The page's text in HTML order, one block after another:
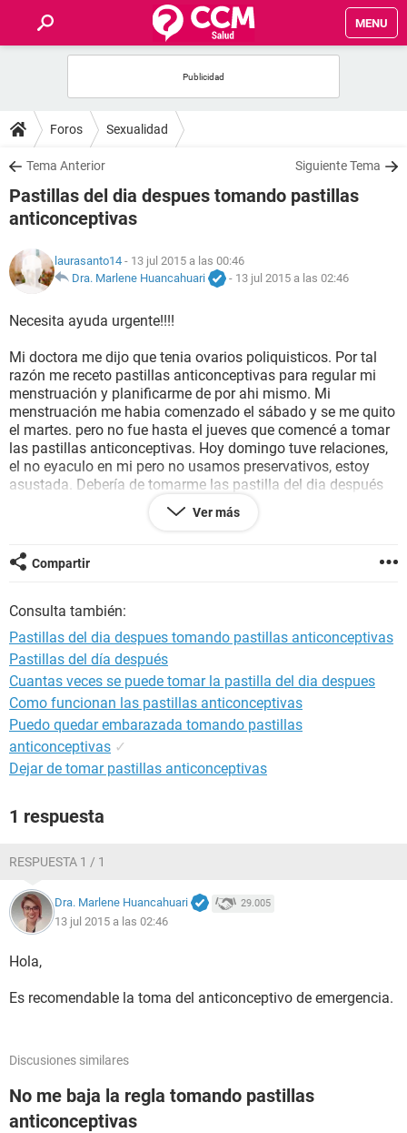
MENU
FOROS
SALUD
FAMILIA
NUTRICIÓN
SEXUALIDAD
GLOSARIO
Foros Sexualidad
Tema Anterior Siguiente Tema
Pastillas del dia despues tomando pastillas
anticonceptivas
laurasanto14 - 13 jul 2015 a las 00:46
Dra. Marlene Huancahuari
- 13 jul 2015 a las 02:46
Necesita ayuda urgente!!!!
Mi doctora me dijo que tenia ovarios poliquisticos. Por tal
razón me receto pastillas anticonceptivas para regular mi
menstruación y planificarme de por ahi mismo. Mi
menstruación me habia comenzado el sábado y se me quito
el martes. pero no fue hasta el jueves que comencé a tomar
las pastillas anticonceptivas. Hoy domingo tuve relaciones,
el no eyaculo en mi pero no usamos preservativos, estoy
asustada. Debería de tomarme las pastilla del dia después
Les agradezco su ayuda.
Ver más
Compartir
Consulta también:
Pastillas del dia despues tomando pastillas anticonceptivas
Pastillas del día después
Cuantas veces se puede tomar la pastilla del dia despues
Como funcionan las pastillas anticonceptivas
Puedo quedar embarazada tomando pastillas
anticonceptivas ✓
Dejar de tomar pastillas anticonceptivas
1 respuesta
RESPUESTA 1 / 1
Dra. Marlene Huancahuari 29.005
13 jul 2015 a las 02:46
Hola,
Es recomendable la toma del anticonceptivo de emergencia.
Discusiones similares
No me baja la regla tomando pastillas
anticonceptivas